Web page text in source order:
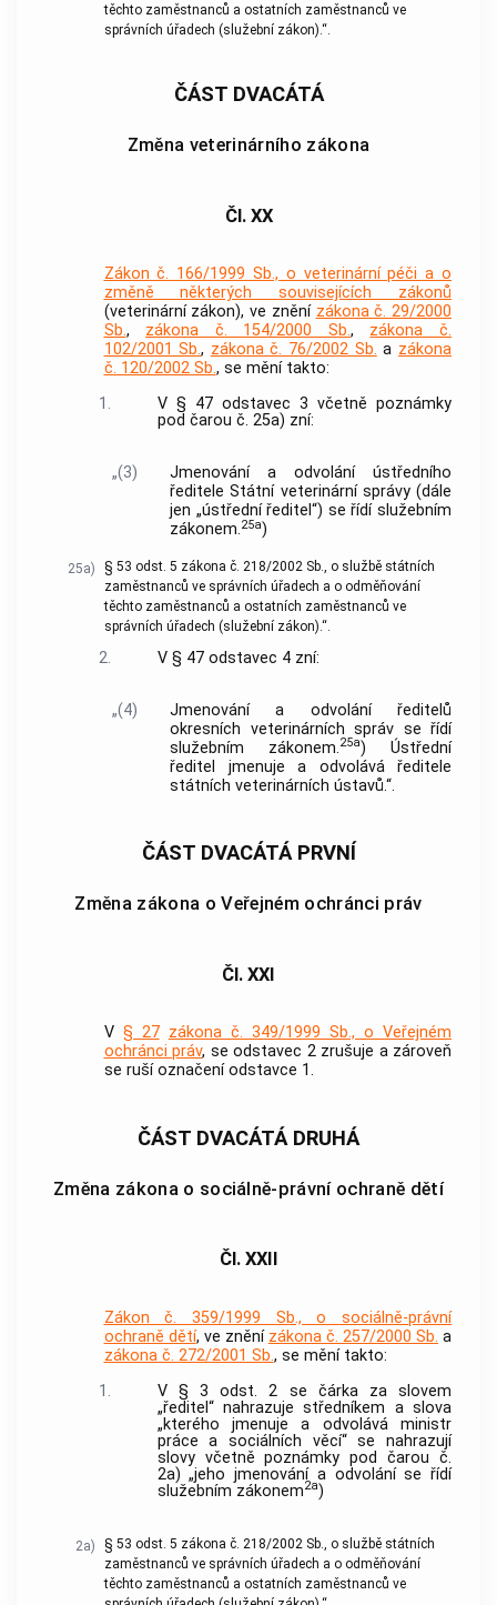
těchto zaměstnanců a ostatních zaměstnanců ve
správních úřadech (služební zákon).“.
ČÁST DVACÁTÁ
Změna veterinárního zákona
Čl. XX
Zákon č. 166/1999 Sb., o veterinární péči a o
změně některých souvisejících zákonů
(veterinární zákon), ve znění zákona č. 29/2000
Sb., zákona č. 154/2000 Sb., zákona č.
102/2001 Sb., zákona č. 76/2002 Sb. a zákona
č. 120/2002 Sb., se mění takto:
1.
V § 47 odstavec 3 včetně poznámky
pod čarou č. 25a) zní:
„(3)
Jmenování a odvolání ústředního
ředitele Státní veterinární správy (dále
jen „ústřední ředitel“) se řídí služebním
zákonem.25a)
25a)
§ 53 odst. 5 zákona č. 218/2002 Sb., o službě státních
zaměstnanců ve správních úřadech a o odměňování
těchto zaměstnanců a ostatních zaměstnanců ve
správních úřadech (služební zákon).“.
2. V § 47 odstavec 4 zní:
„(4)
Jmenování a odvolání ředitelů
okresních veterinárních správ se řídí
služebním zákonem.25a) Ústřední
ředitel jmenuje a odvolává ředitele
státních veterinárních ústavů.“.
ČÁST DVACÁTÁ PRVNÍ
Změna zákona o Veřejném ochránci práv
Čl. XXI
V § 27 zákona č. 349/1999 Sb., o Veřejném
ochránci práv, se odstavec 2 zrušuje a zároveň
se ruší označení odstavce 1.
ČÁST DVACÁTÁ DRUHÁ
Změna zákona o sociálně-právní ochraně dětí
Čl. XXII
Zákon č. 359/1999 Sb., o sociálně-právní
ochraně dětí, ve znění zákona č. 257/2000 Sb. a
zákona č. 272/2001 Sb., se mění takto:
1.
V § 3 odst. 2 se čárka za slovem
„ředitel“ nahrazuje středníkem a slova
„kterého jmenuje a odvolává ministr
práce a sociálních věcí“ se nahrazují
slovy včetně poznámky pod čarou č.
2a) „jeho jmenování a odvolání se řídí
služebním zákonem2a)
2a)
§ 53 odst. 5 zákona č. 218/2002 Sb., o službě státních
zaměstnanců ve správních úřadech a o odměňování
těchto zaměstnanců a ostatních zaměstnanců ve